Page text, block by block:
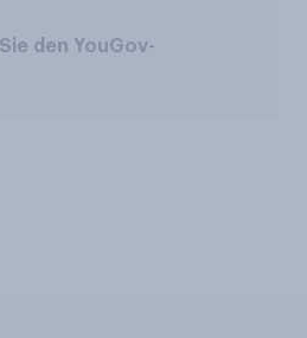
den YouGov-